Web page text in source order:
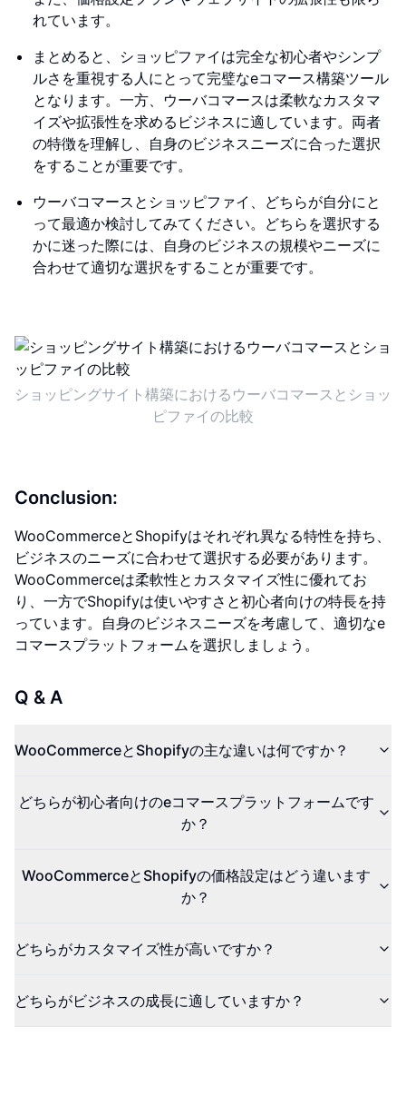
れています。
まとめると、ショッピファイは完全な初心者やシンプ
ルさを重視する人にとって完璧なeコマース構築ツール
となります。一方、ウーバコマースは柔軟なカスタマ
イズや拡張性を求めるビジネスに適しています。両者
の特徴を理解し、自身のビジネスニーズに合った選択
をすることが重要です。
ウーバコマースとショッピファイ、どちらが自分にと
って最適か検討してみてください。どちらを選択する
かに迷った際には、自身のビジネスの規模やニーズに
合わせて適切な選択をすることが重要です。
ショッピングサイト構築におけるウーバコマースとショッ
ピファイの比較
Conclusion:
WooCommerceとShopifyはそれぞれ異なる特性を持ち、
ビジネスのニーズに合わせて選択する必要があります。
WooCommerceは柔軟性とカスタマイズ性に優れてお
り、一方でShopifyは使いやすさと初心者向けの特長を持
っています。自身のビジネスニーズを考慮して、適切なe
コマースプラットフォームを選択しましょう。
Q & A
WooCommerceとShopifyの主な違いは何ですか？
どちらが初心者向けのeコマースプラットフォームです
か？
WooCommerceとShopifyの価格設定はどう違います
か？
どちらがカスタマイズ性が高いですか？
どちらがビジネスの成長に適していますか？